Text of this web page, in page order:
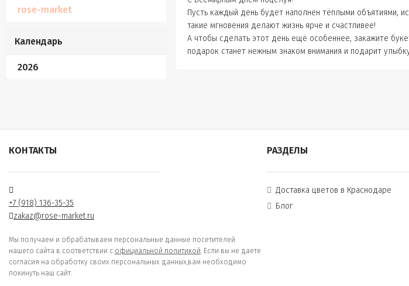
rose-market
Календарь
2026
Пусть каждый день будет наполнен тёплыми объятиями,
такие мгновения делают жизнь ярче и счастливее!
А чтобы сделать этот день ещё особеннее, закажите
подарок станет нежным знаком внимания и подарит
КОНТАКТЫ
+7 (918) 136-35-35
zakaz@rose-market.ru
Мы получаем и обрабатываем персональные данные посетителей
нашего сайта в соответствии с официальной политикой. Если вы не даете
согласия на обработку своих персональных данных,вам необходимо
покинуть наш сайт.
РАЗДЕЛЫ
Доставка цветов в Краснодаре
Блог